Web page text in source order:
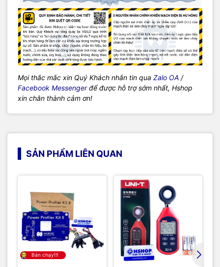
Mọi thắc mắc xin Quý Khách nhắn tin qua Zalo OA /
Facebook Messengerđể được hỗ trợ sớm nhất, Hshop
xin chân thành cảm ơn!
SẢN PHẨM LIÊN QUAN
Bán chạy!!!